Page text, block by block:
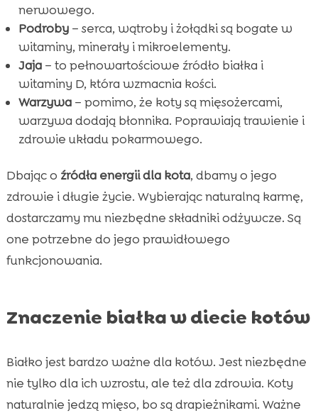
nerwowego.
Podroby– serca, wątroby i żołądki są bogate w
witaminy, minerały i mikroelementy.
Jaja– to pełnowartościowe źródło białka i
witaminy D, która wzmacnia kości.
Warzywa– pomimo, że koty są mięsożercami,
warzywa dodają błonnika. Poprawiają trawienie i
zdrowie układu pokarmowego.
Dbając o źródła energii dla kota, dbamy o jego
zdrowie i długie życie. Wybierając naturalną karmę,
dostarczamy mu niezbędne składniki odżywcze. Są
one potrzebne do jego prawidłowego
funkcjonowania.
Znaczenie białka w diecie kotów
Białko jest bardzo ważne dla kotów. Jest niezbędne
nie tylko dla ich wzrostu, ale też dla zdrowia. Koty
naturalnie jedzą mięso, bo są drapieżnikami. Ważne